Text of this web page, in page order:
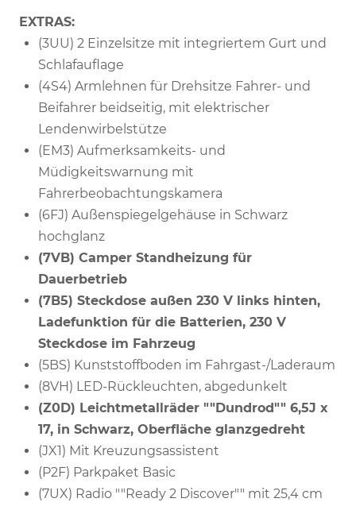
EXTRAS:
(3UU) 2 Einzelsitze mit integriertem Gurt und
Schlafauflage
(4S4) Armlehnen für Drehsitze Fahrer- und
Beifahrer beidseitig, mit elektrischer
Lendenwirbelstütze
(EM3) Aufmerksamkeits- und
Müdigkeitswarnung mit
Fahrerbeobachtungskamera
(6FJ) Außenspiegelgehäuse in Schwarz
hochglanz
(7VB) Camper Standheizung für
Dauerbetrieb
(7B5) Steckdose außen 230 V links hinten,
Ladefunktion für die Batterien, 230 V
Steckdose im Fahrzeug
(5BS) Kunststoffboden im Fahrgast-/Laderaum
(8VH) LED-Rückleuchten, abgedunkelt
(Z0D) Leichtmetallräder ""Dundrod"" 6,5J x
17, in Schwarz, Oberfläche glanzgedreht
(JX1) Mit Kreuzungsassistent
(P2F) Parkpaket Basic
(7UX) Radio ""Ready 2 Discover"" mit 25,4 cm